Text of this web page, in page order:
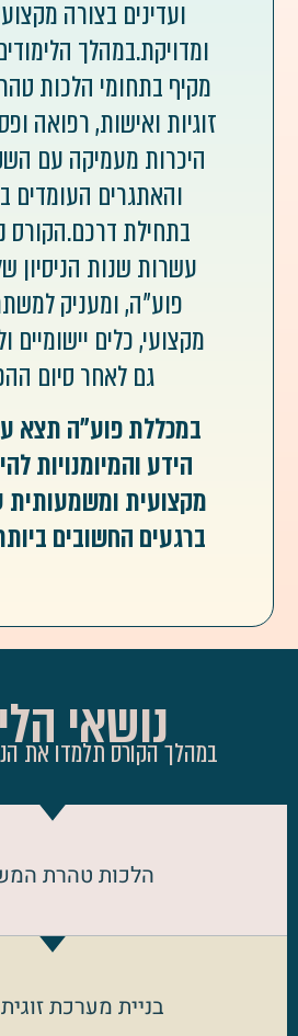
ועדינים בצורה
ומדויקת.במהלך
מקיף בתחומי הלכות
זוגיות ואישות, רפואה
היכרות מעמיקה עם
והאתגרים העומדים
בתחילת דרכם.הקורס
עשרות שנות הניסיון
פוע"ה, ומעניק
מקצועי, כלים יישומיים
גם לאחר סיום
במכללת פוע"ה תצא
הידע והמיומנויות
מקצועית ומשמעותית
ברגעים החשובים
נושאי
במהלך הקורס תלמדו את
הלכות טהרת
בניית מערכת